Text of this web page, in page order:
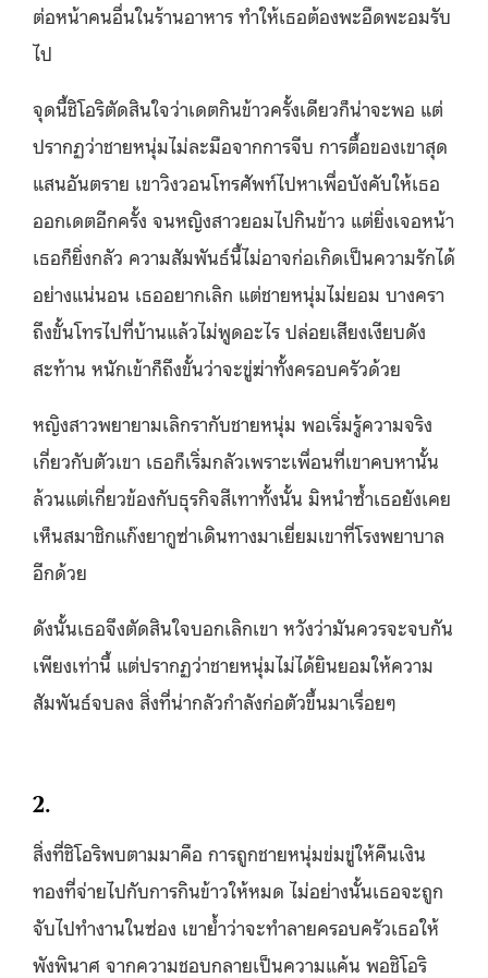
ต่อหน้าคนอื่นในร้านอาหาร ทำให้เธอต้องพะอืดพะอมรับ
ไป
จุดนี้ชิโอริตัดสินใจว่าเดตกินข้าวครั้งเดียวก็น่าจะพอ แต่
ปรากฏว่าชายหนุ่มไม่ละมือจากการจีบ การตื้อของเขาสุด
แสนอันตราย เขาวิงวอนโทรศัพท์ไปหาเพื่อบังคับให้เธอ
ออกเดตอีกครั้ง จนหญิงสาวยอมไปกินข้าว แต่ยิ่งเจอหน้า
เธอก็ยิ่งกลัว ความสัมพันธ์นี้ไม่อาจก่อเกิดเป็นความรักได้
อย่างแน่นอน เธออยากเลิก แต่ชายหนุ่มไม่ยอม บางครา
ถึงขั้นโทรไปที่บ้านแล้วไม่พูดอะไร ปล่อยเสียงเงียบดัง
สะท้าน หนักเข้าก็ถึงขั้นว่าจะขู่ฆ่าทั้งครอบครัวด้วย
หญิงสาวพยายามเลิกรากับชายหนุ่ม พอเริ่มรู้ความจริง
เกี่ยวกับตัวเขา เธอก็เริ่มกลัวเพราะเพื่อนที่เขาคบหานั้น
ล้วนแต่เกี่ยวข้องกับธุรกิจสีเทาทั้งนั้น มิหนำซ้ำเธอยังเคย
เห็นสมาชิกแก๊งยากูซ่าเดินทางมาเยี่ยมเขาที่โรงพยาบาล
อีกด้วย
ดังนั้นเธอจึงตัดสินใจบอกเลิกเขา หวังว่ามันควรจะจบกัน
เพียงเท่านี้ แต่ปรากฏว่าชายหนุ่มไม่ได้ยินยอมให้ความ
สัมพันธ์จบลง สิ่งที่น่ากลัวกำลังก่อตัวขึ้นมาเรื่อยๆ
2.
สิ่งที่ชิโอริพบตามมาคือ การถูกชายหนุ่มข่มขู่ให้คืนเงิน
ทองที่จ่ายไปกับการกินข้าวให้หมด ไม่อย่างนั้นเธอจะถูก
จับไปทำงานในซ่อง เขาย้ำว่าจะทำลายครอบครัวเธอให้
พังพินาศ จากความชอบกลายเป็นความแค้น พอชิโอริ